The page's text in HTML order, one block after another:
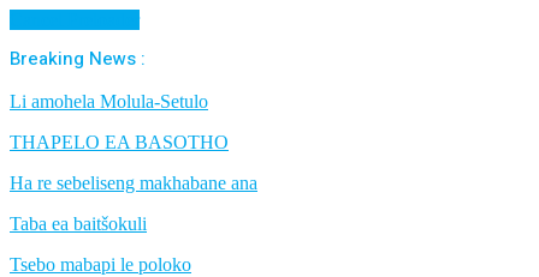
Breaking News :
Li amohela Molula-Setulo
THAPELO EA BASOTHO
Ha re sebeliseng makhabane ana
Taba ea baitšokuli
Tsebo mabapi le poloko